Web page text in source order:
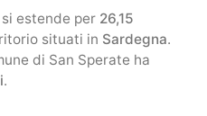
estende per 26,15
situati in Sardegna.
di San Sperate ha
.